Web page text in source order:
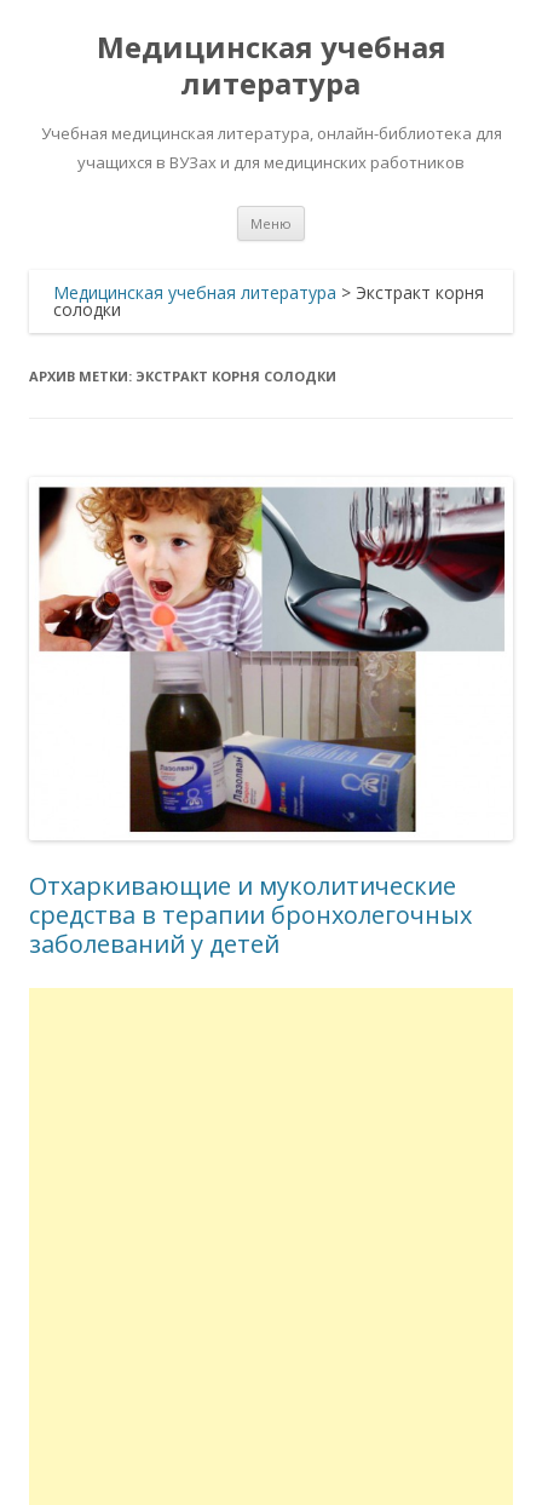
Медицинская учебная
литература
Учебная медицинская литература, онлайн-библиотека для
учащихся в ВУЗах и для медицинских работников
Меню
Медицинская учебная литература > Экстракт корня
солодки
АРХИВ МЕТКИ: ЭКСТРАКТ КОРНЯ СОЛОДКИ
Отхаркивающие и муколитические
средства в терапии бронхолегочных
заболеваний у детей